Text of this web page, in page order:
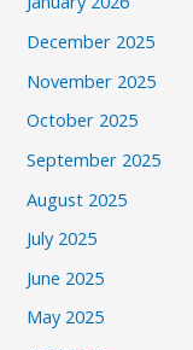
December 2025
November 2025
October 2025
September 2025
August 2025
July 2025
June 2025
May 2025